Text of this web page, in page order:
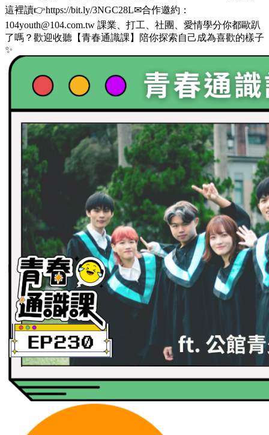
這裡讀👉https://bit.ly/3NGC28L✉合作邀約：
104youth@104.com.tw 課業、打工、社團、愛情學分你都歐趴
了嗎？歡迎收聽【青春通識課】陪你探索自己成為喜歡的樣子
✨